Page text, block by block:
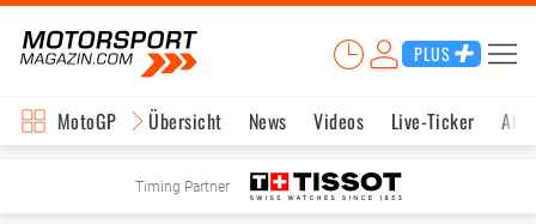
PLUS
MotoGP Übersicht News Videos Live-Ticker
Timing Partner